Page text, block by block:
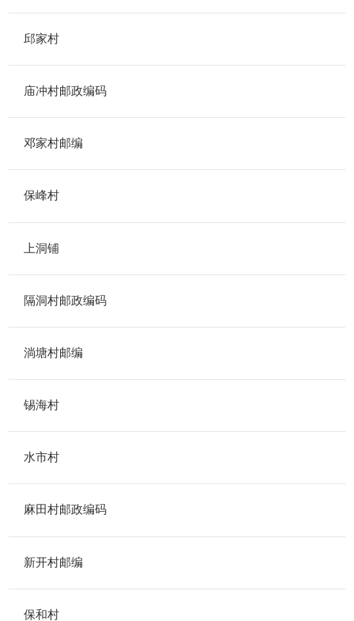
邱家村
庙冲村邮政编码
邓家村邮编
保峰村
上洞铺
隔洞村邮政编码
淌塘村邮编
锡海村
水市村
麻田村邮政编码
新开村邮编
保和村